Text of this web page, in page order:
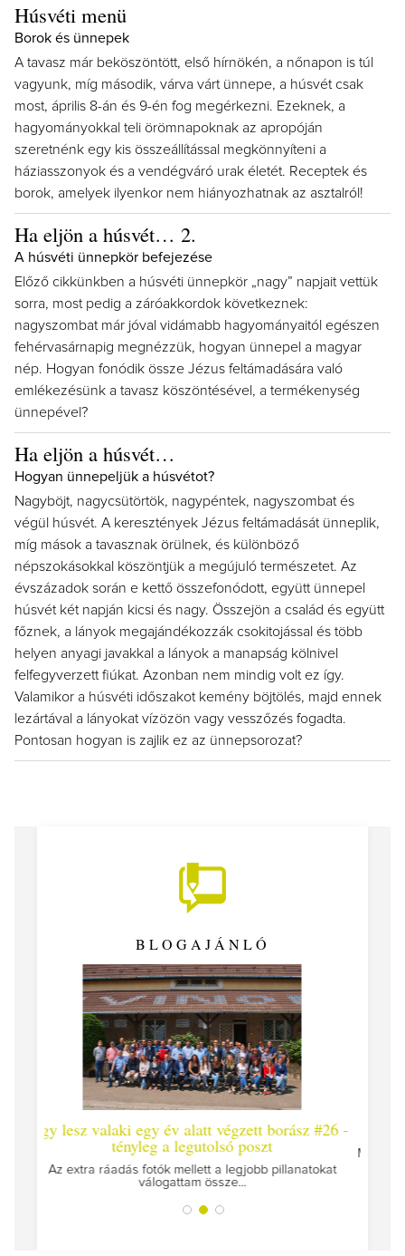
Húsvéti menü
Borok és ünnepek
A tavasz már beköszöntött, első hírnökén, a nőnapon is túl
vagyunk, míg második, várva várt ünnepe, a húsvét csak
most, április 8-án és 9-én fog megérkezni. Ezeknek, a
hagyományokkal teli örömnapoknak az apropóján
szeretnénk egy kis összeállítással megkönnyíteni a
háziasszonyok és a vendégváró urak életét. Receptek és
borok, amelyek ilyenkor nem hiányozhatnak az asztalról!
Ha eljön a húsvét… 2.
A húsvéti ünnepkör befejezése
Előző cikkünkben a húsvéti ünnepkör „nagy” napjait vettük
sorra, most pedig a záróakkordok következnek:
nagyszombat már jóval vidámabb hagyományaitól egészen
fehérvasárnapig megnézzük, hogyan ünnepel a magyar
nép. Hogyan fonódik össze Jézus feltámadására való
emlékezésünk a tavasz köszöntésével, a termékenység
ünnepével?
Ha eljön a húsvét…
Hogyan ünnepeljük a húsvétot?
Nagyböjt, nagycsütörtök, nagypéntek, nagyszombat és
végül húsvét. A keresztények Jézus feltámadását ünneplik,
míg mások a tavasznak örülnek, és különböző
népszokásokkal köszöntjük a megújuló természetet. Az
évszázadok során e kettő összefonódott, együtt ünnepel
húsvét két napján kicsi és nagy. Összejön a család és együtt
főznek, a lányok megajándékozzák csokitojással és több
helyen anyagi javakkal a lányok a manapság kölnivel
felfegyverzett fiúkat. Azonban nem mindig volt ez így.
Valamikor a húsvéti időszakot kemény böjtölés, majd ennek
lezártával a lányokat vízözön vagy vesszőzés fogadta.
Pontosan hogyan is zajlik ez az ünnepsorozat?
BLOGAJÁNLÓ
alatt végzett borász #26 -
poszt
mellett a legjobb pillanatokat
Így lesz valaki egy év alatt
Megírtuk a modulzáró vizsgákat, már
az utolsó...